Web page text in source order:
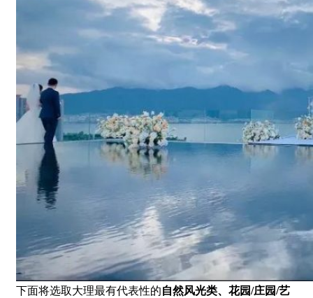
下面将选取大理最有代表性的自然风光类、花园/庄园/艺